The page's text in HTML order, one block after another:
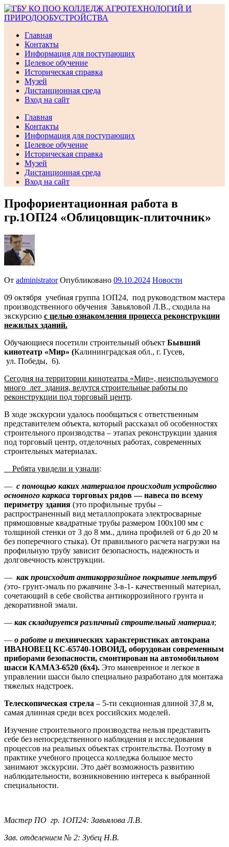
Перейти
к
Главная
Контакты
Информация для поступающих
Целевое обучение
Историческая справка
Музей
Дистанционная среда
Вход на сайт
Главная
Контакты
Информация для поступающих
Целевое обучение
Историческая справка
Музей
Дистанционная среда
Вход на сайт
Профориентационная работа в
гр.1ОП24 «Облицовщик-плиточник»
От administrator Опубликовано 09.10.2024 Новости
09 октября учебная группа 1ОП24, под руководством мастера
производственного обучения Завьяловой Л.В., сходила на
экскурсию с целью ознакомления процесса реконструкции
нежилых зданий.
Обучающиеся посетили строительный объект Бывший
кинотеатр «Мир» (Калининградская обл., г. Гусев,
ул. Победы, 6).
Сегодня на территории кинотеатра «Мир», неиспользуемого
много лет здания, ведутся строительные работы по
реконструкции под торговый центр.
В ходе экскурсии удалось пообщаться с ответственным
представителем объекта, который рассказал об особенностях
строительного производства – этапах реконструкции здания
под торговый центр, отделочных работах, современных
строительных материалах.
Ребята увидели и узнали:
— с помощью каких материалов происходит устройство
основного каркаса торговых рядов — навеса по всему
периметру здания (это профильные трубы –
распространенный вид металлопроката электросварные
прямошовные квадратные трубы размером 100х100 мм с
толщиной стенки от 3 до 8 мм., длина профилей от 6 до 20 м
без поперечного стыка). От правильного расчета нагрузки на
профильную трубу зависит безопасность, надежность и
долговечность конструкции.
— как происходит антикоррозийное покрытие мет.труб
(это- грунт-эмаль по ржавчине 3-в-1- качественный материал,
сочетающий в себе свойства антикоррозийного грунта и
декоративной эмали.
— как складируется различный строительный материал;
— о работе и технических характеристиках автокрана
ИВАНОВЕЦ КС-65740-1ОВОИД, оборудован современным
приборами безопасности, смонтирован на автомобильном
шасси КАМАЗ-6520 (6х4). Это маневренное и легкое в
управлении шасси было специально разработано для монтажа
тяжелых надстроек.
Телескопическая стрела – 5-ти секционная длиной 37,8 м,
самая длинная среди всех российских моделей.
Изучение строительного производства нельзя представить
себе без непосредственного наблюдения и исследования
процессов на реальных объектах строительства. Поэтому в
практике учебного процесса колледжа большое место
занимают экскурсии. Это даёт возможность развитию
наблюдательности, возникновению интереса к выбранной
специальности.
Мастер ПО гр. 1ОП24: Завьялова Л.В.
Зав. отделением № 2: Зубец Н.В.